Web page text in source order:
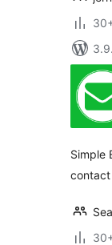
Simple
contact